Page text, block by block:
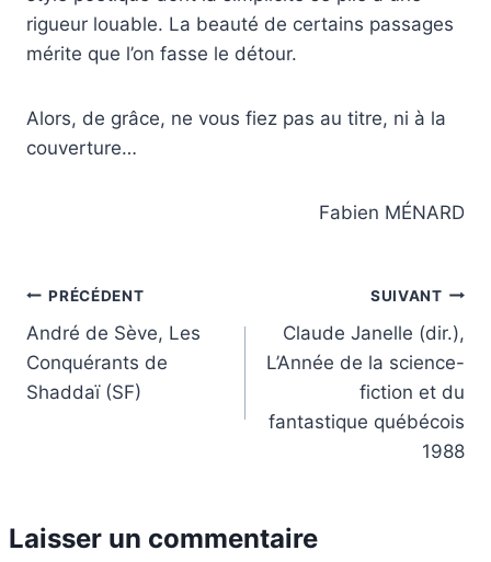
rigueur louable. La beauté de certains passages
mérite que l’on fasse le détour.
Alors, de grâce, ne vous fiez pas au titre, ni à la
couverture…
Fabien MÉNARD
Navigation
de
l’article
PRÉCÉDENT
André de Sève, Les
Conquérants de
Shaddaï (SF)
SUIVANT
Claude Janelle (dir.),
L’Année de la science-
fiction et du
fantastique québécois
1988
Laisser un commentaire